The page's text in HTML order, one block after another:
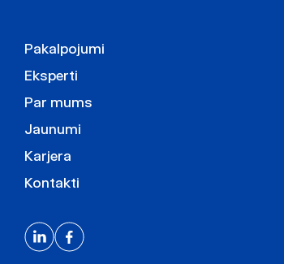
Pakalpojumi
Eksperti
Par mums
Jaunumi
Karjera
Kontakti